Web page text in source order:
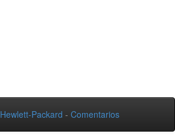
Hewlett-Packard - Comentarios